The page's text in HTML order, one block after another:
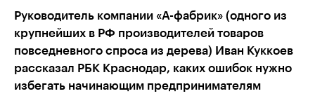
Руководитель компании «А-фабрик» (одного из
крупнейших в РФ производителей товаров
повседневного спроса из дерева) Иван Куккоев
рассказал РБК Краснодар, каких ошибок нужно
избегать начинающим предпринимателям